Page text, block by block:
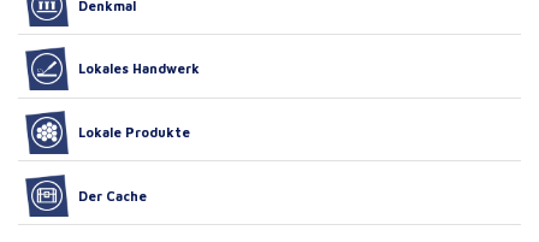
Denkmal
Lokales Handwerk
Lokale Produkte
Der Cache